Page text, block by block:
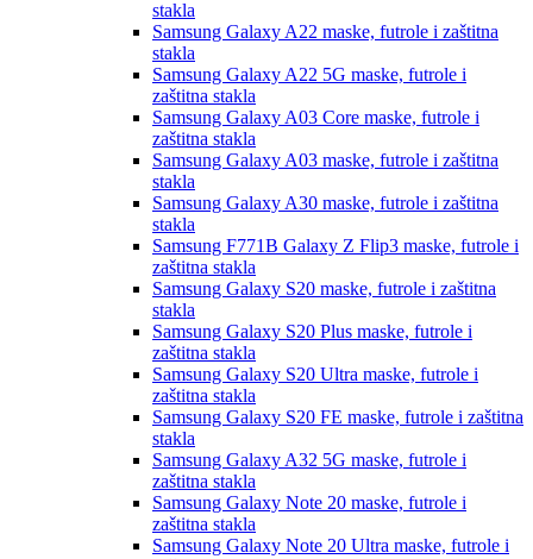
stakla
Samsung Galaxy A22 maske, futrole i zaštitna
stakla
Samsung Galaxy A22 5G maske, futrole i
zaštitna stakla
Samsung Galaxy A03 Core maske, futrole i
zaštitna stakla
Samsung Galaxy A03 maske, futrole i zaštitna
stakla
Samsung Galaxy A30 maske, futrole i zaštitna
stakla
Samsung F771B Galaxy Z Flip3 maske, futrole i
zaštitna stakla
Samsung Galaxy S20 maske, futrole i zaštitna
stakla
Samsung Galaxy S20 Plus maske, futrole i
zaštitna stakla
Samsung Galaxy S20 Ultra maske, futrole i
zaštitna stakla
Samsung Galaxy S20 FE maske, futrole i zaštitna
stakla
Samsung Galaxy A32 5G maske, futrole i
zaštitna stakla
Samsung Galaxy Note 20 maske, futrole i
zaštitna stakla
Samsung Galaxy Note 20 Ultra maske, futrole i